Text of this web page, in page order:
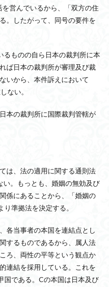
営んでいるから、「双方の住
。したがって、同号の要件を
ものの自ら日本の裁判所に本
ば日本の裁判所が審理及び裁
いから、本件訴えにおいて
ない。
本の裁判所に国際裁判管轄が
は、法の適用に関する通則法
い。もっとも、婚姻の無効及び
係にあることから、「婚姻の
準拠法を決定する。
各当事者の本国を連結点とし
するものであるから、属人法
ろ、両性の平等という観点か
連結を採用している。これを
国である。Cの本国は日本及び